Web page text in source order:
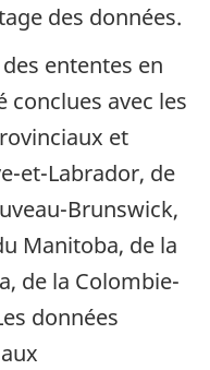
des données.
ententes en
avec les
et
et-Labrador, de
Brunswick,
Manitoba, de la
de la Colombie-
données